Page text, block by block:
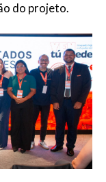
do projeto.